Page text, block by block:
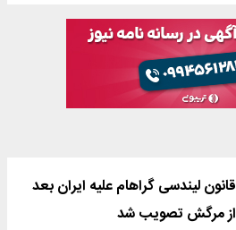
قانون لیندسی گراهام علیه ایران بعد
از مرگش تصویب شد